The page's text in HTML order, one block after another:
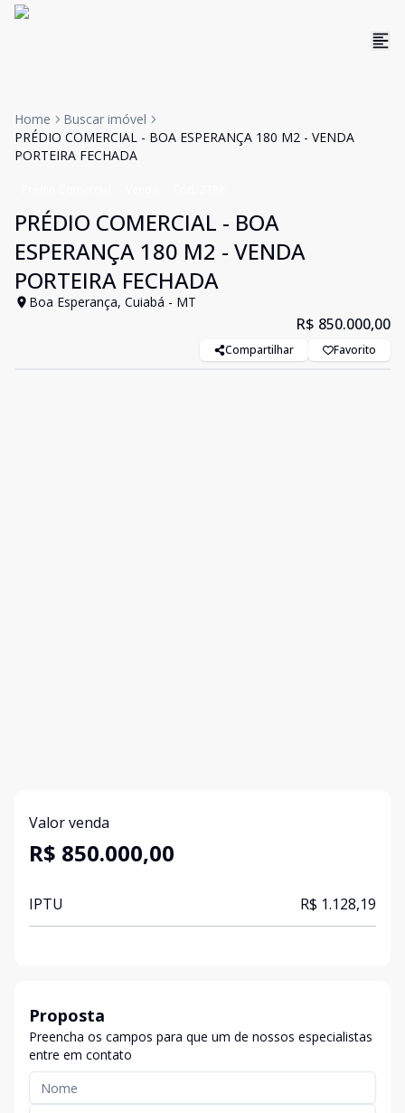
Home
Buscar imóvel
PRÉDIO COMERCIAL - BOA ESPERANÇA 180 M2 - VENDA
PORTEIRA FECHADA
PRÉDIO COMERCIAL - BOA
ESPERANÇA 180 M2 - VENDA
PORTEIRA FECHADA
Boa Esperança, Cuiabá - MT
R$ 850.000,00
Compartilhar Favorito
Valor venda
R$ 850.000,00
IPTU R$ 1.128,19
Proposta
Preencha os campos para que um de nossos especialistas
entre em contato